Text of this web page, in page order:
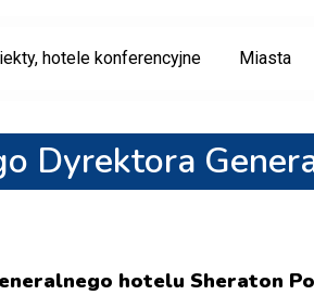
hotele konferencyjne Miasta
Dyrektora
hotelu Sheraton